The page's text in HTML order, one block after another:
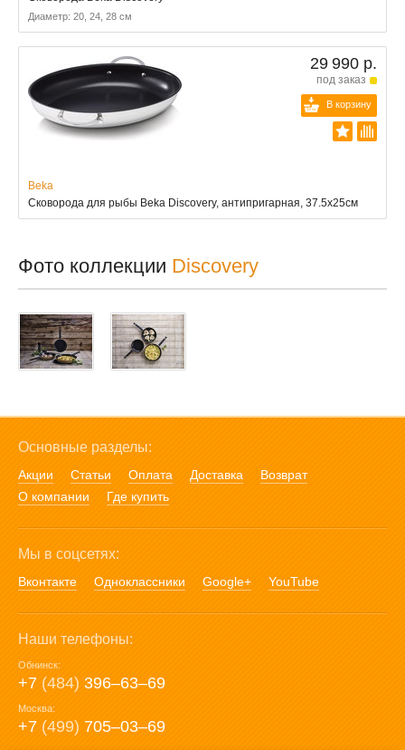
Диаметр: 20, 24, 28 см
29 990 р.
под заказ
В корзину
Beka
Сковорода для рыбы Beka Discovery, антипригарная, 37.5x25см
Фото коллекции Discovery
Основные разделы:
Акции Статьи Оплата Доставка
Возврат
О компании
Где купить
Мы в соцсетях:
Вконтакте Одноклассники Google+ YouTube
Наши телефоны:
Обнинск:
+7 (484) 396‒63‒69
Москва:
+7 (499) 705‒03‒69